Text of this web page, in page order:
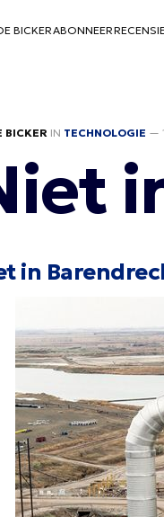
BICKERABONNEER
BICKER IN TECHNOLOGIE —
in